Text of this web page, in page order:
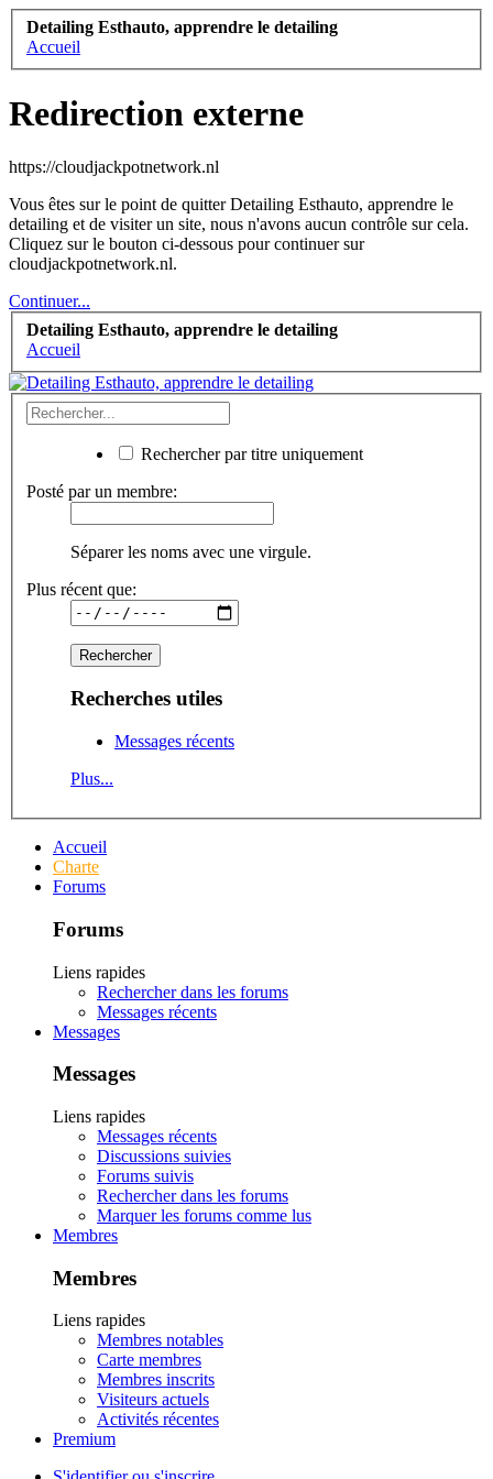
Detailing Esthauto, apprendre le detailing
Accueil
Redirection externe
https://cloudjackpotnetwork.nl
Vous êtes sur le point de quitter Detailing Esthauto, apprendre le
detailing et de visiter un site, nous n'avons aucun contrôle sur cela.
Cliquez sur le bouton ci-dessous pour continuer sur
cloudjackpotnetwork.nl.
Continuer...
Detailing Esthauto, apprendre le detailing
Accueil
Rechercher par titre uniquement
Posté par un membre:
Séparer les noms avec une virgule.
Plus récent que:
Recherches utiles
Messages récents
Plus...
Accueil
Charte
Forums
Forums
Liens rapides
Rechercher dans les forums
Messages récents
Messages
Messages
Liens rapides
Messages récents
Discussions suivies
Forums suivis
Rechercher dans les forums
Marquer les forums comme lus
Membres
Membres
Liens rapides
Membres notables
Carte membres
Membres inscrits
Visiteurs actuels
Activités récentes
Premium